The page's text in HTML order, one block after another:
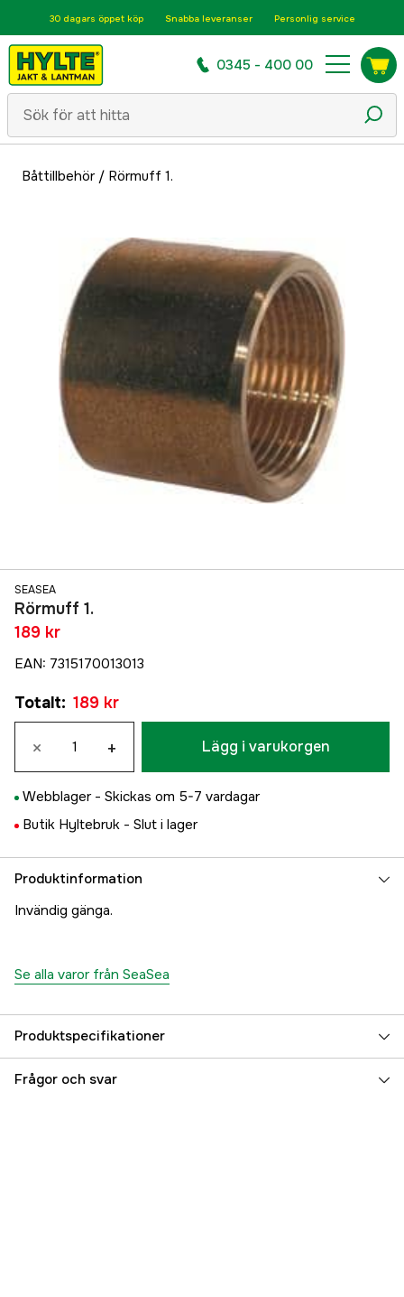
30 dagars öppet köp Snabba leveranser Personlig service
0345 - 400 00
Båttillbehör/ Rörmuff 1.
SEASEA
Rörmuff 1.
189 kr
EAN: 7315170013013
Totalt: 189 kr
× + Lägg i varukorgen
Webblager - Skickas om 5-7 vardagar
Butik Hyltebruk - Slut i lager
Produktinformation
Invändig gänga.
Se alla varor från SeaSea
Produktspecifikationer
Referensnummer 5000023159
Frågor och svar